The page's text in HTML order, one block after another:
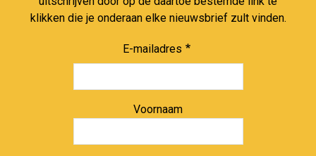
klikken die je onderaan elke nieuwsbrief zult vinden.
E-mailadres
Voornaam